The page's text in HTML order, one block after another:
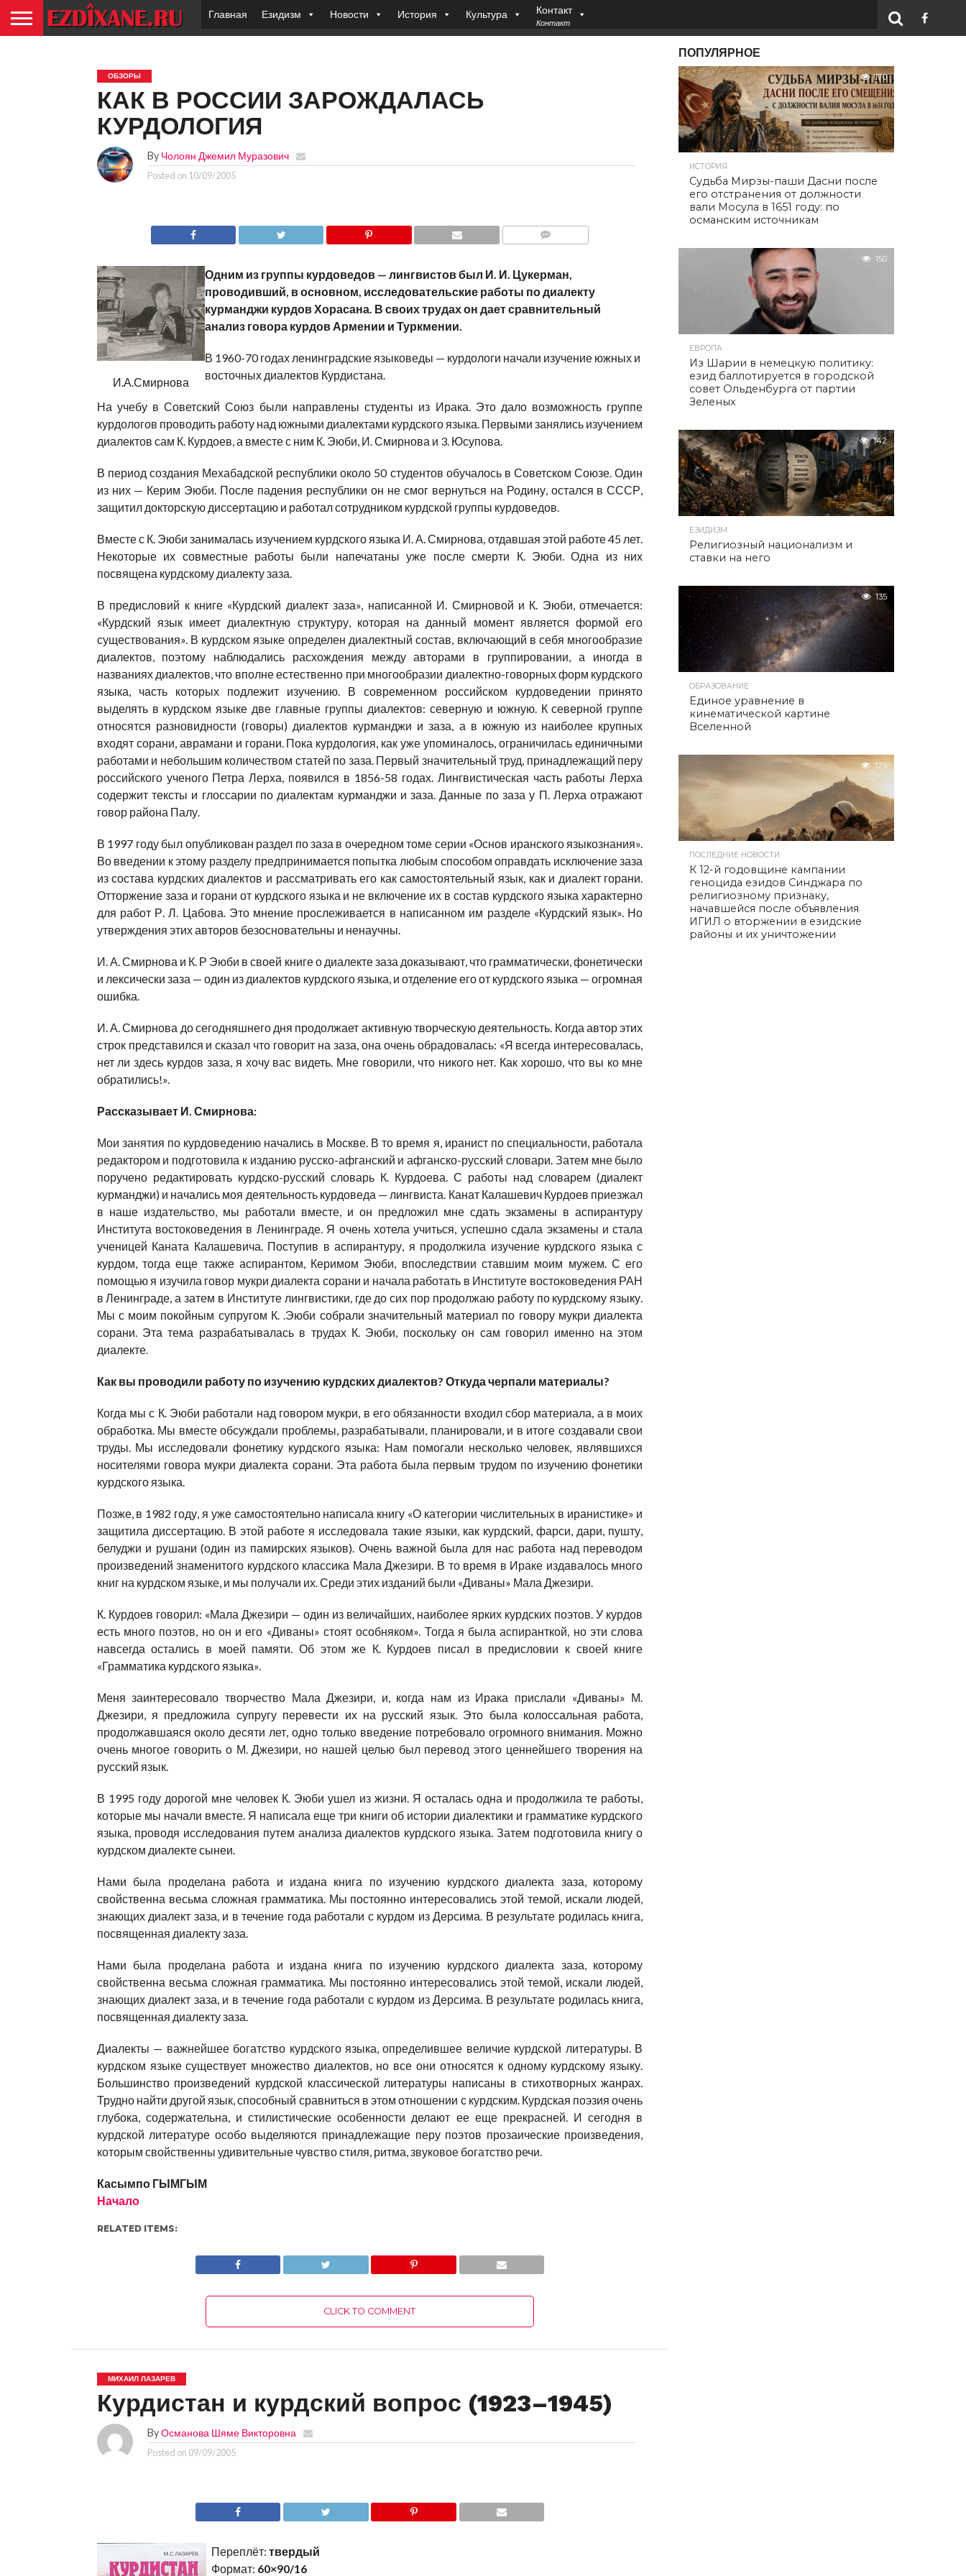
Главная Езидизм Новости История Культура Контакт
Контакт
ОБЗОРЫ
КАК В РОССИИ ЗАРОЖДАЛАСЬ
КУРДОЛОГИЯ
By Чолоян Джемил Муразович
Posted on 10/09/2005
И.А.Смирнова
Одним из группы курдоведов — лингвистов был И. И. Цукерман,
проводивший, в основном, исследовательские работы по диалекту
курманджи курдов Хорасана. В своих трудах он дает сравнительный
анализ говора курдов Армении и Туркмении.
В 1960-70 годах ленинградские языковеды — курдологи начали изучение южных и
восточных диалектов Курдистана.
На учебу в Советский Союз были направлены студенты из Ирака. Это дало возможность группе
курдологов проводить работу над южными диалектами курдского языка. Первыми занялись изучением
диалектов сам К. Курдоев, а вместе с ним К. Эюби, И. Смирнова и 3. Юсупова.
В период создания Мехабадской республики около 50 студентов обучалось в Советском Союзе. Один
из них — Керим Эюби. После падения республики он не смог вернуться на Родину, остался в СССР,
защитил докторскую диссертацию и работал сотрудником курдской группы курдоведов.
Вместе с К. Эюби занималась изучением курдского языка И. А. Смирнова, отдавшая этой работе 45 лет.
Некоторые их совместные работы были напечатаны уже после смерти К. Эюби. Одна из них
посвящена курдскому диалекту заза.
В предисловий к книге «Курдский диалект заза», написанной И. Смирновой и К. Эюби, отмечается:
«Курдский язык имеет диалектную структуру, которая на данный момент является формой его
существования». В курдском языке определен диалектный состав, включающий в себя многообразие
диалектов, поэтому наблюдались расхождения между авторами в группировании, а иногда в
названиях диалектов, что вполне естественно при многообразии диалектно-говорных форм курдского
языка, часть которых подлежит изучению. В современном российском курдоведении принято
выделять в курдском языке две главные группы диалектов: северную и южную. К северной группе
относятся разновидности (говоры) диалектов курманджи и заза, а в южную из наиболее крупных
входят сорани, аврамани и горани. Пока курдология, как уже упоминалось, ограничилась единичными
работами и небольшим количеством статей по заза. Первый значительный труд, принадлежащий перу
российского ученого Петра Лерха, появился в 1856-58 годах. Лингвистическая часть работы Лерха
содержит тексты и глоссарии по диалектам курманджи и заза. Данные по заза у П. Лерха отражают
говор района Палу.
В 1997 году был опубликован раздел по заза в очередном томе серии «Основ иранского языкознания».
Во введении к этому разделу предпринимается попытка любым способом оправдать исключение заза
из состава курдских диалектов и рассматривать его как самостоятельный язык, как и диалект горани.
Отторжение заза и горани от курдского языка и не включение их в состав курдского языка характерно
для работ Р. Л. Цабова. Это мнение прослеживается в написанном им разделе «Курдский язык». Но
утверждения этих авторов безосновательны и ненаучны.
И. А. Смирнова и К. Р Эюби в своей книге о диалекте заза доказывают, что грамматически, фонетически
и лексически заза — один из диалектов курдского языка, и отделение его от курдского языка — огромная
ошибка.
И. А. Смирнова до сегодняшнего дня продолжает активную творческую деятельность. Когда автор этих
строк представился и сказал что говорит на заза, она очень обрадовалась: «Я всегда интересовалась,
нет ли здесь курдов заза, я хочу вас видеть. Мне говорили, что никого нет. Как хорошо, что вы ко мне
обратились!».
Рассказывает И. Смирнова:
Мои занятия по курдоведению начались в Москве. В то время я, иранист по специальности, работала
редактором и подготовила к изданию русско-афганский и афганско-русский словари. Затем мне было
поручено редактировать курдско-русский словарь К. Курдоева. С работы над словарем (диалект
курманджи) и начались моя деятельность курдоведа — лингвиста. Канат Калашевич Курдоев приезжал
в наше издательство, мы работали вместе, и он предложил мне сдать экзамены в аспирантуру
Института востоковедения в Ленинграде. Я очень хотела учиться, успешно сдала экзамены и стала
ученицей Каната Калашевича. Поступив в аспирантуру, я продолжила изучение курдского языка с
курдом, тогда еще также аспирантом, Керимом Эюби, впоследствии ставшим моим мужем. С его
помощью я изучила говор мукри диалекта сорани и начала работать в Институте востоковедения РАН
в Ленинграде, а затем в Институте лингвистики, где до сих пор продолжаю работу по курдскому языку.
Мы с моим покойным супругом К. .Эюби собрали значительный материал по говору мукри диалекта
сорани. Эта тема разрабатывалась в трудах К. Эюби, поскольку он сам говорил именно на этом
диалекте.
Как вы проводили работу по изучению курдских диалектов? Откуда черпали материалы?
Когда мы с К. Эюби работали над говором мукри, в его обязанности входил сбор материала, а в моих
обработка. Мы вместе обсуждали проблемы, разрабатывали, планировали, и в итоге создавали свои
труды. Мы исследовали фонетику курдского языка: Нам помогали несколько человек, являвшихся
носителями говора мукри диалекта сорани. Эта работа была первым трудом по изучению фонетики
курдского языка.
Позже, в 1982 году, я уже самостоятельно написала книгу «О категории числительных в иранистике» и
защитила диссертацию. В этой работе я исследовала такие языки, как курдский, фарси, дари, пушту,
белуджи и рушани (один из памирских языков). Очень важной была для нас работа над переводом
произведений знаменитого курдского классика Мала Джезири. В то время в Ираке издавалось много
книг на курдском языке, и мы получали их. Среди этих изданий были «Диваны» Мала Джезири.
К. Курдоев говорил: «Мала Джезири — один из величайших, наиболее ярких курдских поэтов. У курдов
есть много поэтов, но он и его «Диваны» стоят особняком». Тогда я была аспиранткой, но эти слова
навсегда остались в моей памяти. Об этом же К. Курдоев писал в предисловии к своей книге
«Грамматика курдского языка».
Меня заинтересовало творчество Мала Джезири, и, когда нам из Ирака прислали «Диваны» М.
Джезири, я предложила супругу перевести их на русский язык. Это была колоссальная работа,
продолжавшаяся около десяти лет, одно только введение потребовало огромного внимания. Можно
очень многое говорить о М. Джезири, но нашей целью был перевод этого ценнейшего творения на
русский язык.
В 1995 году дорогой мне человек К. Эюби ушел из жизни. Я осталась одна и продолжила те работы,
которые мы начали вместе. Я написала еще три книги об истории диалектики и грамматике курдского
языка, проводя исследования путем анализа диалектов курдского языка. Затем подготовила книгу о
курдском диалекте сынеи.
Нами была проделана работа и издана книга по изучению курдского диалекта заза, которому
свойственна весьма сложная грамматика. Мы постоянно интересовались этой темой, искали людей,
знающих диалект заза, и в течение года работали с курдом из Дерсима. В результате родилась книга,
посвященная диалекту заза.
Нами была проделана работа и издана книга по изучению курдского диалекта заза, которому
свойственна весьма сложная грамматика. Мы постоянно интересовались этой темой, искали людей,
знающих диалект заза, и в течение года работали с курдом из Дерсима. В результате родилась книга,
посвященная диалекту заза.
Диалекты — важнейшее богатство курдского языка, определившее величие курдской литературы. В
курдском языке существует множество диалектов, но все они относятся к одному курдскому языку.
Большинство произведений курдской классической литературы написаны в стихотворных жанрах.
Трудно найти другой язык, способный сравниться в этом отношении с курдским. Курдская поэзия очень
глубока, содержательна, и стилистические особенности делают ее еще прекрасней. И сегодня в
курдской литературе особо выделяются принадлежащие перу поэтов прозаические произведения,
которым свойственны удивительные чувство стиля, ритма, звуковое богатство речи.
Касымпо ГЫМГЫМ
Начало
RELATED ITEMS:
CLICK TO COMMENT
МИХАИЛ ЛАЗАРЕВ
Курдистан и курдский вопрос (1923–1945)
ByОсманова Шяме Викторовна
Posted on 09/09/2005
Переплёт: твердый
Формат: 60×90/16
ПОПУЛЯРНОЕ
170
ИСТОРИЯ
Судьба Мирзы-паши Дасни после
его отстранения от должности
вали Мосула в 1651 году: по
османским источникам
150
ЕВРОПА
Из Шарии в немецкую политику:
езид баллотируется в городской
совет Ольденбурга от партии
Зеленых
142
ЕЗИДИЗМ
Религиозный национализм и
ставки на него
135
ОБРАЗОВАНИЕ
Единое уравнение в
кинематической картине
Вселенной
129
ПОСЛЕДНИЕ НОВОСТИ
К 12-й годовщине кампании
геноцида езидов Синджара по
религиозному признаку,
начавшейся после объявления
ИГИЛ о вторжении в езидские
районы и их уничтожении